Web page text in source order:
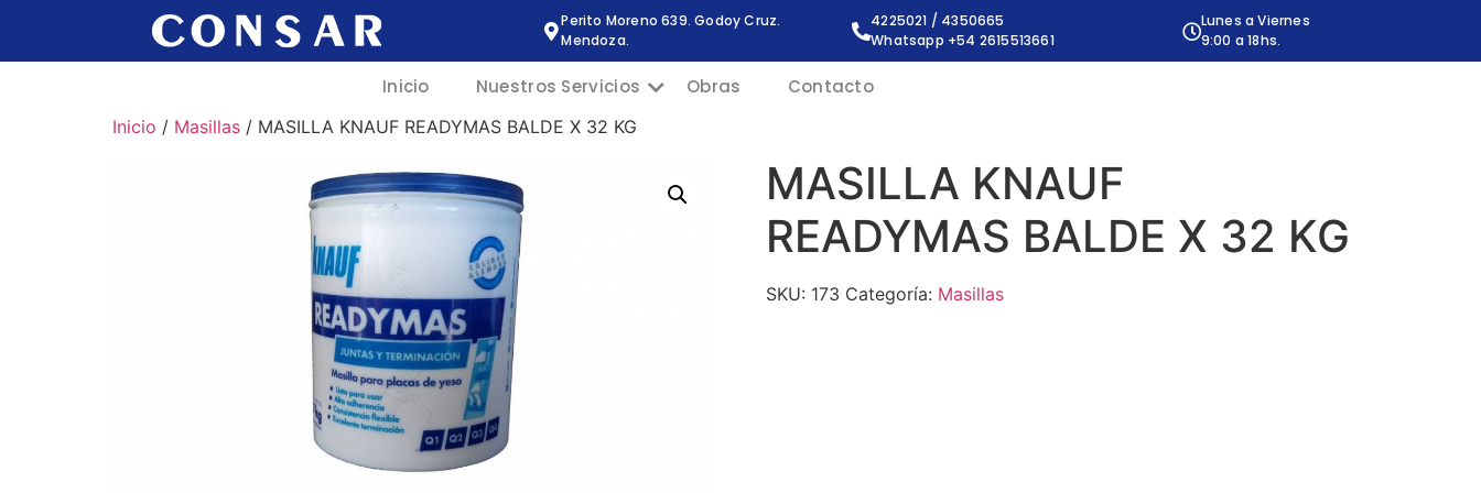
Perito Moreno 639. Godoy Cruz.
Mendoza.
4225021 / 4350665
Whatsapp +54 2615513661
Lunes a Viernes
9:00 a 18hs.
Inicio Nuestros Servicios Obras Contacto
Inicio / Masillas / MASILLA KNAUF READYMAS BALDE X 32 KG
MASILLA KNAUF
READYMAS BALDE X 32 KG
SKU: 173 Categoría: Masillas